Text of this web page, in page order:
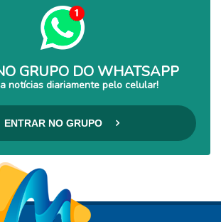
GRUPO DO WHATSAPP
notícias diariamente pelo celular!
ENTRAR NO GRUPO